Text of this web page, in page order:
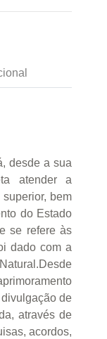
desde a sua
atender a
bem
do Estado
se refere às
dado com a
de
através de
acordos,